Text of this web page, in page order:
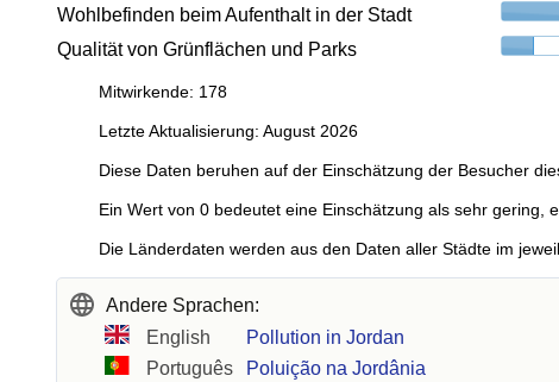
Wohlbefinden beim Aufenthalt in der Stadt
Qualität von Grünflächen und Parks
Mitwirkende: 178
Letzte Aktualisierung: August 2026
Diese Daten beruhen auf der Einschätzung der Besucher
Ein Wert von 0 bedeutet eine Einschätzung als sehr gering,
Die Länderdaten werden aus den Daten aller Städte im
Andere Sprachen:
English
Pollution in Jordan
Português
Poluição na Jordânia